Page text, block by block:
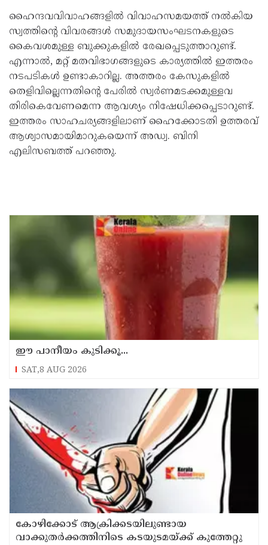
ഹൈന്ദവവിവാഹങ്ങളിൽ വിവാഹസമയത്ത് നൽകിയ
സ്വത്തിന്റെ വിവരങ്ങൾ സമുദായസംഘടനകളുടെ
കൈവശമുള്ള ബുക്കുകളിൽ രേഖപ്പെടുത്താറുണ്ട്.
എന്നാൽ, മറ്റ് മതവിഭാഗങ്ങളുടെ കാര്യത്തിൽ ഇത്തരം
നടപടികൾ ഉണ്ടാകാറില്ല. അത്തരം കേസുകളിൽ
തെളിവില്ലെന്നതിന്റെ പേരിൽ സ്വർണമടക്കമുള്ളവ
തിരികെവേണമെന്ന ആവശ്യം നിഷേധിക്കപ്പെടാറുണ്ട്.
ഇത്തരം സാഹചര്യങ്ങളിലാണ് ഹൈക്കോടതി ഉത്തരവ്
ആശ്വാസമായിമാറുകയെന്ന് അഡ്വ. ബിനി
എലിസബത്ത് പറഞ്ഞു.
ഈ പാനീയം കുടിക്കൂ...
SAT,8 AUG 2026
കോഴിക്കോട് ആക്രിക്കടയിലുണ്ടായ
വാക്കുതർക്കത്തിനിടെ കടയുടമയ്ക്ക് കുത്തേറ്റു